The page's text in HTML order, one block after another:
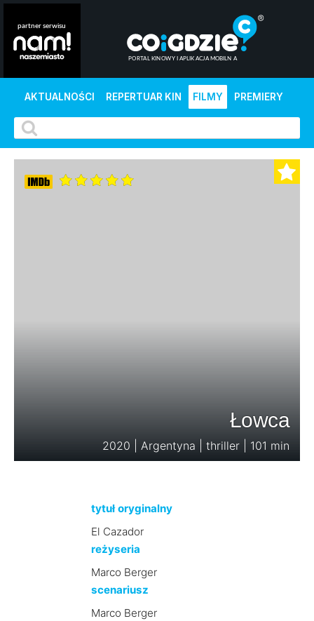
AKTUALNOŚCI REPERTUAR KIN FILMY PREMIERY
Łowca
2020 | Argentyna | thriller | 101 min
tytuł oryginalny
El Cazador
reżyseria
Marco Berger
scenariusz
Marco Berger